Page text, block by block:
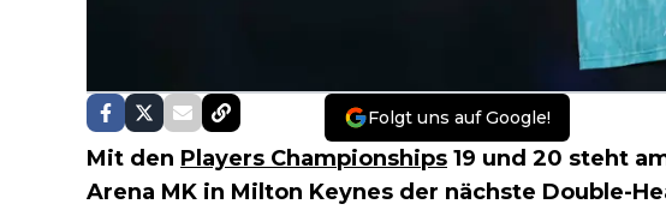
Folgt uns auf Google!
Mit den Players Championships 19 und 20 steht
Arena MK in Milton Keynes der nächste Double-